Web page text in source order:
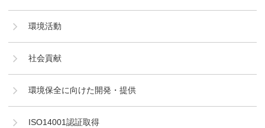
環境活動
社会貢献
環境保全に向けた開発・提供
ISO14001認証取得